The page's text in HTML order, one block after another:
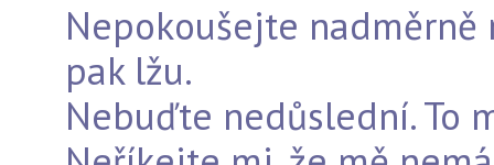
Nepokoušejte
pak lžu.
Nebuďte nedůslední. To